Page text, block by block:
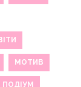
МОТИВ
ПОДІУМ